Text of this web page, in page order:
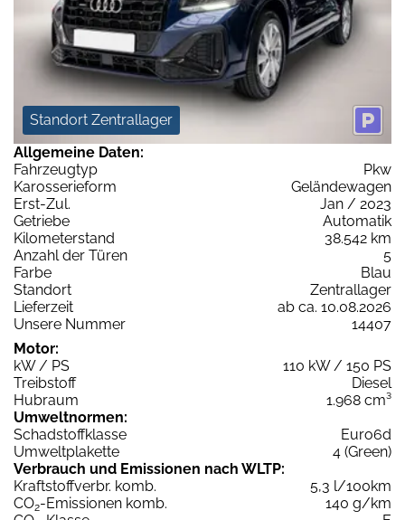
Standort Zentrallager
Allgemeine Daten:
Fahrzeugtyp
Pkw
Karosserieform
Geländewagen
Erst-Zul.
Jan / 2023
Getriebe
Automatik
Kilometerstand
38.542 km
Anzahl der Türen
5
Farbe
Blau
Standort
Zentrallager
Lieferzeit
ab ca. 10.08.2026
Unsere Nummer
14407
Motor:
kW / PS
110 kW / 150 PS
Treibstoff
Diesel
Hubraum
1.968 cm³
Umweltnormen:
Schadstoffklasse
Euro6d
Umweltplakette
4 (Green)
Verbrauch und Emissionen nach WLTP:
Kraftstoffverbr. komb.
5,3 l/100km
CO2-Emissionen komb.
140 g/km